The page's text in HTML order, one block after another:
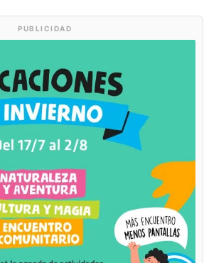
PUBLICIDAD